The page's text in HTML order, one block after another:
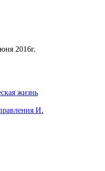
2016г.
жизнь
И.